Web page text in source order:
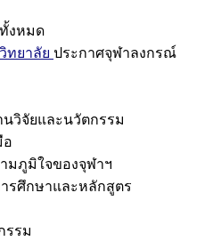
งหมด
ทยาลัย ประกาศจุฬาลงกรณ์
นวิจัยและนวัตกรรม
อ
มภูมิใจของจุฬาฯ
รศึกษาและหลักสูตร
รรม